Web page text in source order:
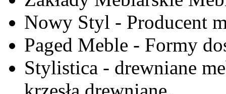
Nowy Styl - Producent
Paged Meble - Formy
Stylistica - drewniane